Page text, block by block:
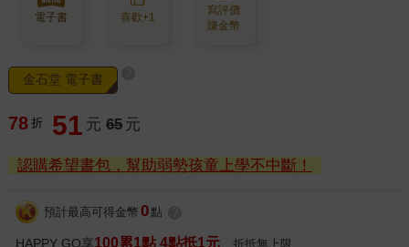
電子書 喜歡+1
寫評價
賺金幣
金石堂 電子書
78 折 51 元 65 元
認購希望書包，幫助弱勢孩童上學不中斷！
預計最高可得金幣 0 點
HAPPY GO享100累1點 4點抵1元 折抵無上限